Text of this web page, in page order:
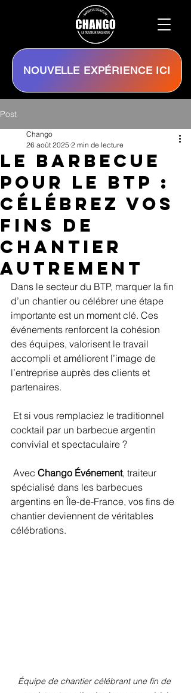
NOUVELLE EXPÉRIENCE ICI
Post
Le Barbecue
pour le BTP :
Célébrez vos
fins de
chantier
autrement
Chango
26 août 2025 2 min de lecture
Dans le secteur du BTP, marquer la fin
d’un chantier ou célébrer une étape
importante est un moment clé. Ces
événements renforcent la cohésion
des équipes, valorisent le travail
accompli et améliorent l’image de
l’entreprise auprès des clients et
partenaires.
cocktail par un barbecue argentin
convivial et spectaculaire ?
Avec Chango Événement, traiteur
spécialisé dans les barbecues
argentins en Île-de-France, vos fins de
chantier deviennent de véritables
célébrations.
Équipe de chantier célébrant une fin de